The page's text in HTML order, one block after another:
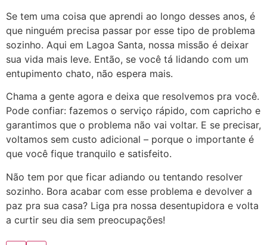
Se tem uma coisa que aprendi ao longo desses anos, é
que ninguém precisa passar por esse tipo de problema
sozinho. Aqui em Lagoa Santa, nossa missão é deixar
sua vida mais leve. Então, se você tá lidando com um
entupimento chato, não espera mais.
Chama a gente agora e deixa que resolvemos pra você.
Pode confiar: fazemos o serviço rápido, com capricho e
garantimos que o problema não vai voltar. E se precisar,
voltamos sem custo adicional – porque o importante é
que você fique tranquilo e satisfeito.
Não tem por que ficar adiando ou tentando resolver
sozinho. Bora acabar com esse problema e devolver a
paz pra sua casa? Liga pra nossa desentupidora e volta
a curtir seu dia sem preocupações!